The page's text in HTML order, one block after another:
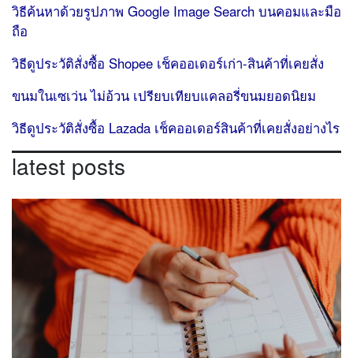
วิธีค้นหาด้วยรูปภาพ Google Image Search บนคอมและมือ
ถือ
วิธีดูประวัติสั่งซื้อ Shopee เช็คออเดอร์เก่า-สินค้าที่เคยสั่ง
ขนมในเซเว่น ไม่อ้วน เปรียบเทียบแคลอรี่ขนมยอดนิยม
วิธีดูประวัติสั่งซื้อ Lazada เช็คออเดอร์สินค้าที่เคยสั่งอย่างไร
latest posts